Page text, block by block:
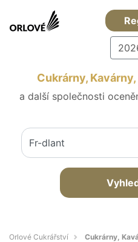
Cukrárny,
a další společnosti
Orlové Cukrářství Cukrárny,